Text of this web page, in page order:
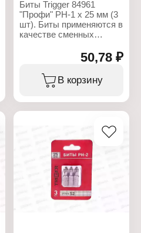
Биты Trigger 84961
"Профи" PH-1 х 25 мм (3
шт). Биты применяются в
качестве сменных
Хроммолибденовая
сталь S2. Магнитный
форма головки для
лучшей передачи
крутящего момента и
фиксации биты в шлице
шурупа.
Характеристики:
Бренд: Trigger
Артикул: 84961
Серия: "Профи"
Тип товара: Бита
50,78 ₽
В корзину